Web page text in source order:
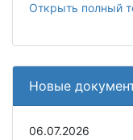
Открыть полный
Новые
06.07.2026